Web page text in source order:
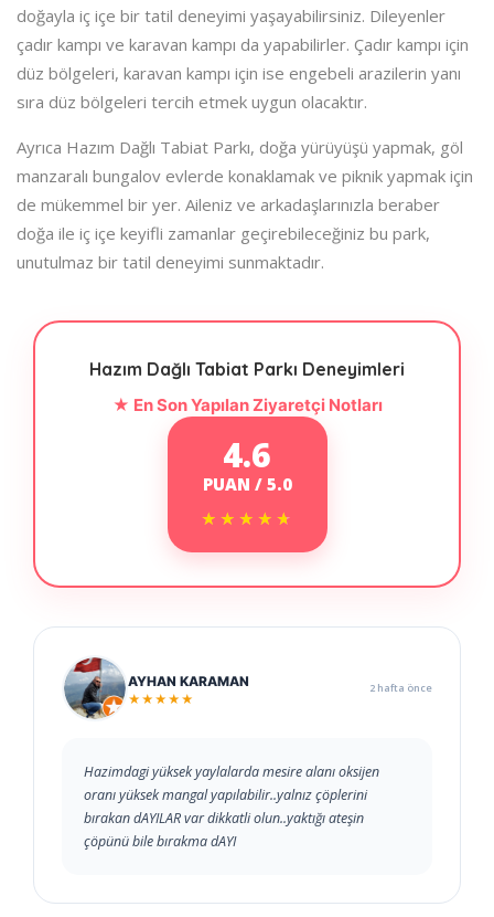
doğayla iç içe bir tatil deneyimi yaşayabilirsiniz. Dileyenler
çadır kampı ve karavan kampı da yapabilirler. Çadır kampı için
düz bölgeleri, karavan kampı için ise engebeli arazilerin yanı
sıra düz bölgeleri tercih etmek uygun olacaktır.
Ayrıca Hazım Dağlı Tabiat Parkı, doğa yürüyüşü yapmak, göl
manzaralı bungalov evlerde konaklamak ve piknik yapmak için
de mükemmel bir yer. Aileniz ve arkadaşlarınızla beraber
doğa ile iç içe keyifli zamanlar geçirebileceğiniz bu park,
unutulmaz bir tatil deneyimi sunmaktadır.
Hazım Dağlı Tabiat Parkı Deneyimleri
★ En Son Yapılan Ziyaretçi Notları
4.6
PUAN / 5.0
★★★★★
★★★★★
AYHAN KARAMAN
★★★★★
2 hafta önce
Hazimdagi yüksek yaylalarda mesire alanı oksijen
oranı yüksek mangal yapılabilir..yalnız çöplerini
bırakan dAYILAR var dikkatli olun..yaktığı ateşin
çöpünü bile bırakma dAYI